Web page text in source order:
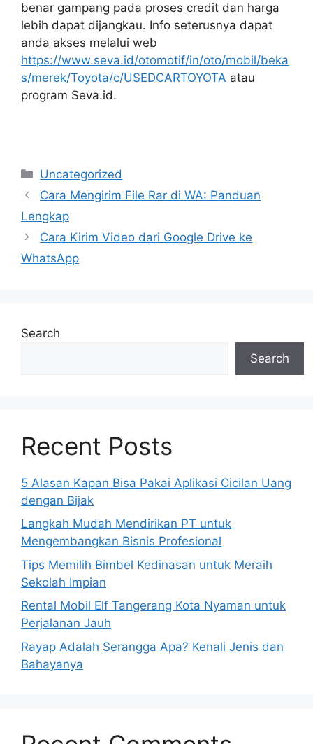
benar gampang pada proses credit dan harga
lebih dapat dijangkau. Info seterusnya dapat
anda akses melalui web
https://www.seva.id/otomotif/in/oto/mobil/beka
s/merek/Toyota/c/USEDCARTOYOTA atau
program Seva.id.
Categories
Uncategorized
Cara Mengirim File Rar di WA: Panduan
Lengkap
Cara Kirim Video dari Google Drive ke
WhatsApp
Search
Search
Recent Posts
5 Alasan Kapan Bisa Pakai Aplikasi Cicilan Uang
dengan Bijak
Langkah Mudah Mendirikan PT untuk
Mengembangkan Bisnis Profesional
Tips Memilih Bimbel Kedinasan untuk Meraih
Sekolah Impian
Rental Mobil Elf Tangerang Kota Nyaman untuk
Perjalanan Jauh
Rayap Adalah Serangga Apa? Kenali Jenis dan
Bahayanya